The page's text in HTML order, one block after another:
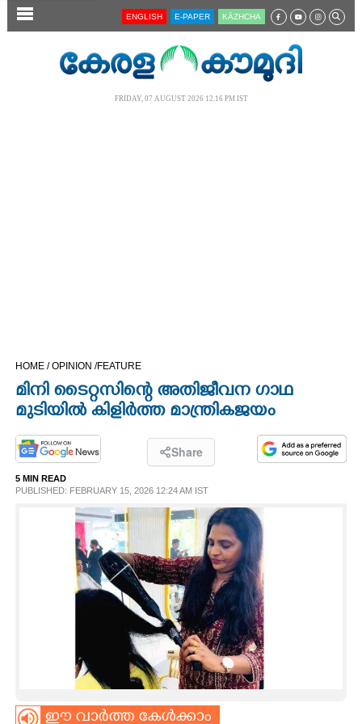
SECTIONS
OPINION
ASTRO
ENGLISH E-PAPER KĀZHCHA
FRIDAY, 07 AUGUST 2026 12.16 PM IST
HOME /OPINION /FEATURE
മിനി ടൈറ്റസിന്റെ അതിജീവന ഗാഥ
മുടിയിൽ കിളിർത്ത മാന്ത്രികജയം
Share
5 MIN READ
PUBLISHED: FEBRUARY 15, 2026 12:24 AM IST
ഈ വാർത്ത കേൾക്കാം